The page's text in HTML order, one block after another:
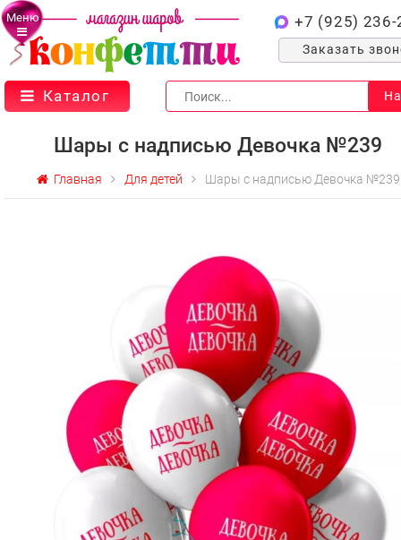
Меню +7 (925) 236-
Заказать
Каталог
Шары с надписью Девочка №239
Главная Для детей Шары с надписью Девочка №239